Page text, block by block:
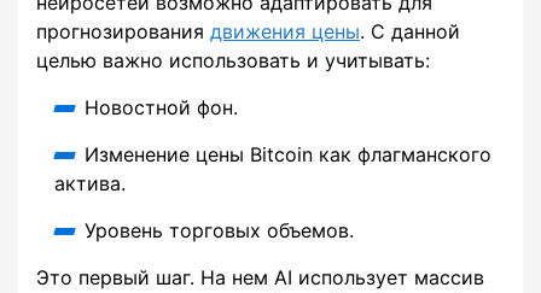
прогнозирования движения цены. С данной
целью важно использовать и учитывать:
Новостной фон.
Изменение цены Bitcoin как флагманского
актива.
Уровень торговых объемов.
Это первый шаг. На нем AI использует массив